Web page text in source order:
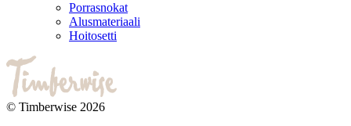
Porrasnokat
Alusmateriaali
Hoitosetti
© Timberwise 2026